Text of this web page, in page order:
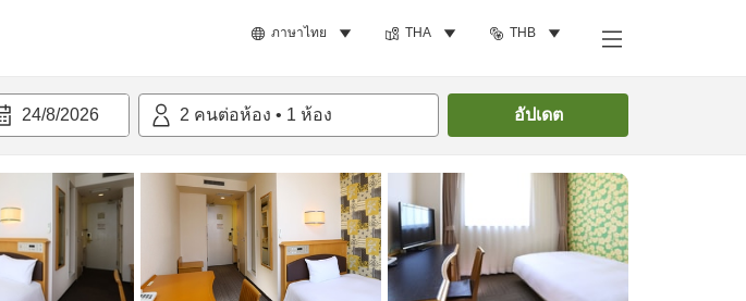
ภาษาไทย THA THB
24/8/2026 2 คนต่อห้อง • 1 ห้อง อัปเดต
ค้นหาห้องพัก